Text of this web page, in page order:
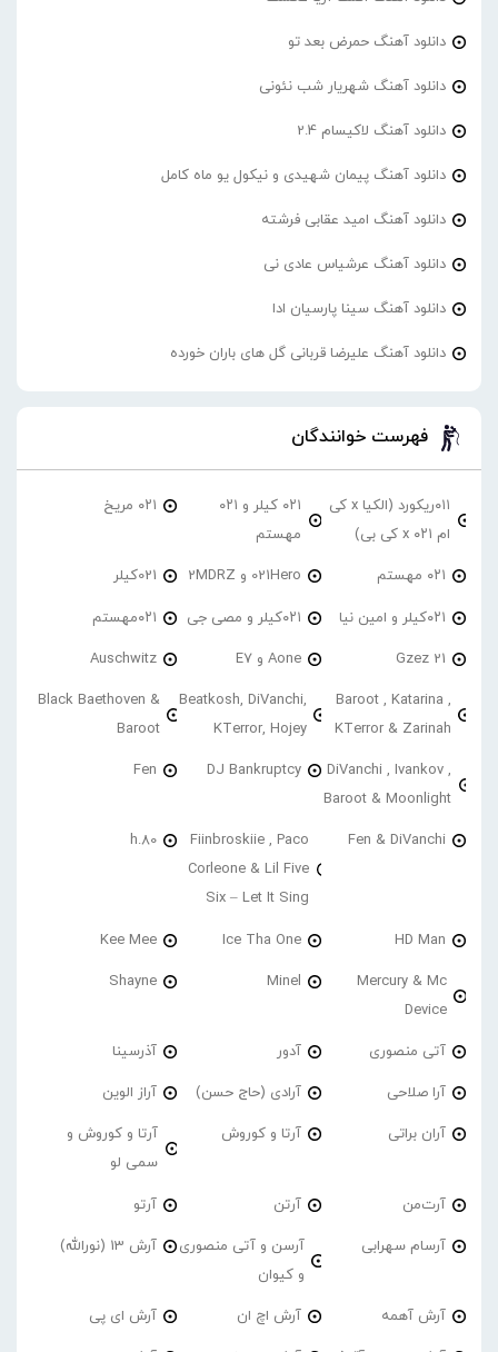
دانلود آهنگ حمرض بعد تو
دانلود آهنگ شهریار شب نئونی
دانلود آهنگ لاکیسام 2.4
دانلود آهنگ پیمان شهیدی و نیکول یو ماه کامل
دانلود آهنگ امید عقابی فرشته
دانلود آهنگ عرشیاس عادی نی
دانلود آهنگ سینا پارسیان ادا
دانلود آهنگ علیرضا قربانی گل های باران خورده
فهرست خوانندگان
۰۱۱ریکورد (الکیا x کی
ام ۰۲۱ x کی بی)
۰۲۱ کیلر و ۰۲۱
مهستم
۰۲۱ مریخ
۰۲۱ مهستم 021Hero و 2MDRZ 021کیلر
۰۲۱کیلر و امین نیا ۰۲۱کیلر و مصی جی ۰۲۱مهستم
21 Gzez Aone و E7 Auschwitz
Baroot , Katarina ,
KTerror & Zarinah
Beatkosh, DiVanchi,
KTerror, Hojey
Black Baethoven &
Baroot
DiVanchi , Ivankov ,
Baroot & Moonlight
DJ Bankruptcy
Fen
Fen & DiVanchi
Fiinbroskiie , Paco
Corleone & Lil Five
Six – Let It Sing
h.80
HD Man
Ice Tha One
Kee Mee
Mercury & Mc
Device
Minel
Shayne
آتی منصوری آدور آذرسینا
آرا صلاحی آرادی (حاج حسن) آراز الوین
آران براتی آرتا و کوروش
آرتا و کوروش و
سمی لو
آرت‌من آرتن آرتو
آرسام سهرابی
آرسن و آتی منصوری
و کیوان
آرش 13 (نورالله)
آرش آهمه آرش اچ ان آرش ای پی